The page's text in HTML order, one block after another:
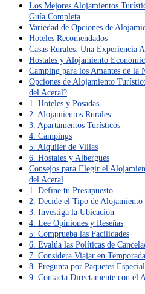
Los Mejores Alojamientos
Guía Completa
Variedad de Opciones de
Hoteles Recomendados
Casas Rurales: Una Experiencia
Hostales y Alojamiento
Camping para los Amantes de la
Opciones de Alojamiento
del Aceral?
1. Hoteles y Posadas
2. Alojamientos Rurales
3. Apartamentos Turísticos
4. Campings
5. Alquiler de Villas
6. Hostales y Albergues
Consejos para Elegir el
del Aceral
1. Define tu Presupuesto
2. Decide el Tipo de Alojamiento
3. Investiga la Ubicación
4. Lee Opiniones y Reseñas
5. Comprueba las Facilidades
6. Evalúa las Políticas de
7. Considera Viajar en
8. Pregunta por Paquetes
9. Contacta Directamente con el